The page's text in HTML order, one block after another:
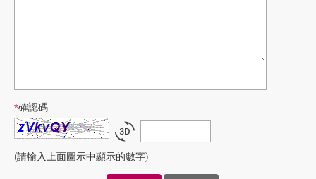
*確認碼
(請輸入上面圖示中顯示的數字)